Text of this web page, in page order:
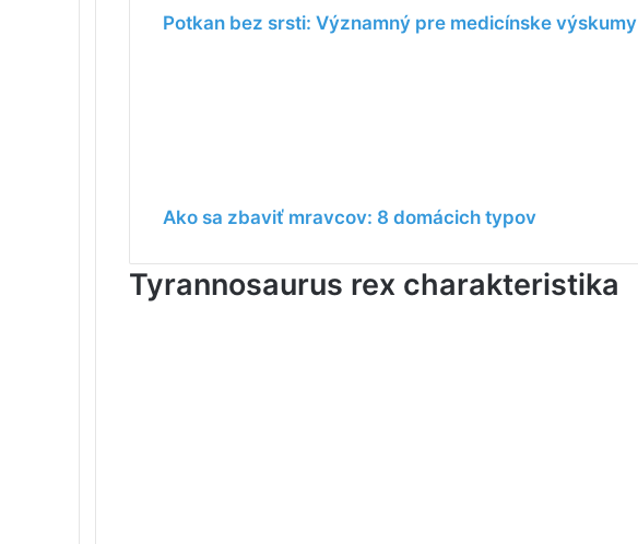
Potkan bez srsti: Významný pre medicínske výskumy
Ako sa zbaviť mravcov: 8 domácich typov
Tyrannosaurus rex charakteristika